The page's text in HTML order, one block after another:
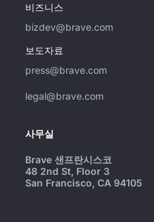
비즈니스
bizdev@brave.com
보도자료
press@brave.com
legal@brave.com
사무실
Brave 샌프란시스코
48 2nd St, Floor 3
San Francisco, CA 94105